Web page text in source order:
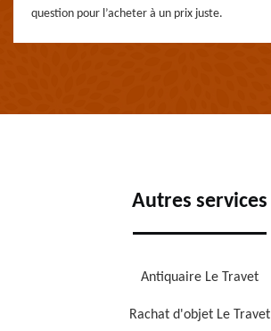
question pour l’acheter à un prix juste.
Autres services
Antiquaire Le Travet
Rachat d'objet Le Travet